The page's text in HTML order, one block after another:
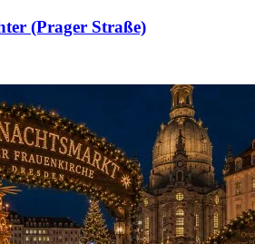
(Prager Straße)